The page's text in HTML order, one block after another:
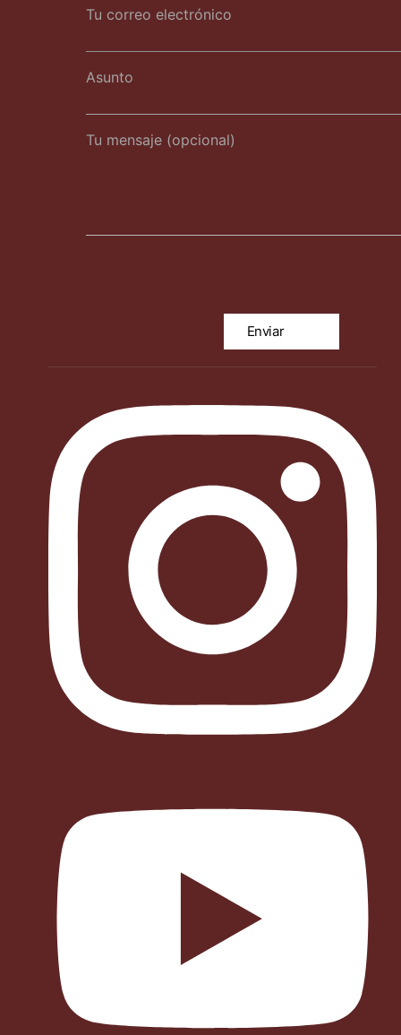
Tu correo electrónico
Asunto
Tu mensaje (opcional)